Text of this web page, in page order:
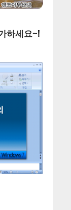
하세요~!